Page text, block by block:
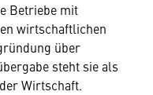
Betriebe mit
wirtschaftlichen
über
steht sie als
Wirtschaft.